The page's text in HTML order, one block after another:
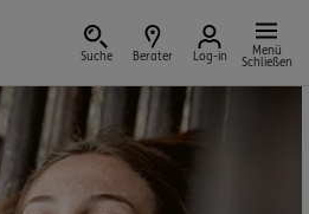
Suche Berater Log-in
Menü
Schließen